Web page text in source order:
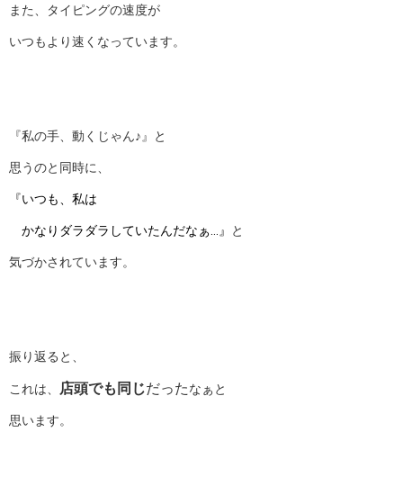
また、タイピングの速度が
いつもより速くなっています。
『私の手、動くじゃん♪』と
思うのと同時に、
『いつも、私は
かなりダラダラしていたんだなぁ…』 と
気づかされています。
振り返ると、
これは、 店頭でも同じだったなぁと
思います。